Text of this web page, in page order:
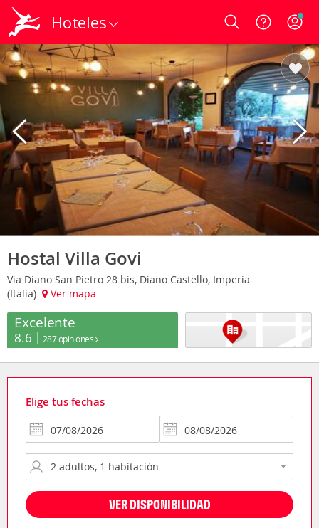
Hoteles Login
Hostal Villa Govi
Via Diano San Pietro 28 bis, Diano Castello, Imperia
(Italia)
Ver mapa
Excelente
8.6 287 opiniones
Elige tus fechas
VER DISPONIBILIDAD